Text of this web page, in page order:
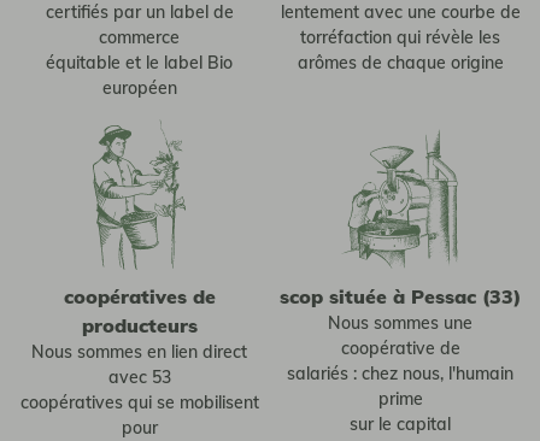
certifiés par un label de
commerce
équitable et le label Bio
européen
lentement avec une courbe de
torréfaction qui révèle les
arômes de chaque origine
coopératives de
producteurs
Nous sommes en lien direct
avec 53
coopératives qui se mobilisent
pour
scop située à Pessac (33)
Nous sommes une
coopérative de
salariés : chez nous, l'humain
prime
sur le capital